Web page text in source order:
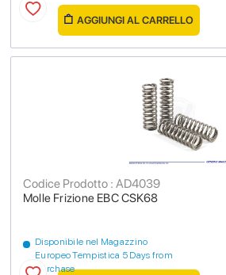
AGGIUNGI AL CARRELLO
Molle Frizione EBC CSK68
Codice Prodotto : AD4039
Disponibile nel Magazzino
Europeo Tempistica 5 Days from
purchase